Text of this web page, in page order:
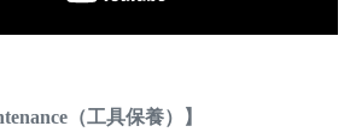
（工具保養）】